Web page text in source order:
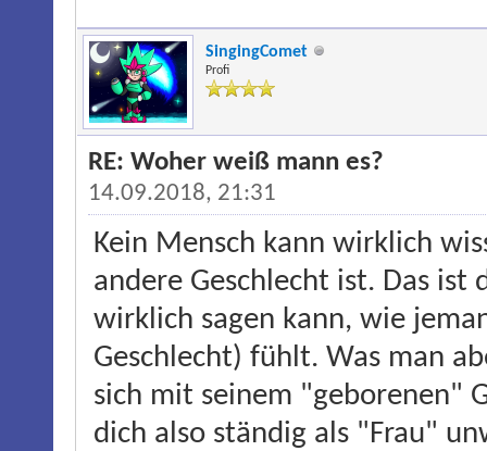
SingingComet
Profi
RE: Woher weiß mann es?
14.09.2018, 21:31
Kein Mensch kann wirklich
andere Geschlecht ist. Das
wirklich sagen kann, wie
Geschlecht) fühlt. Was man
sich mit seinem "geborenen"
dich also ständig als "Frau"